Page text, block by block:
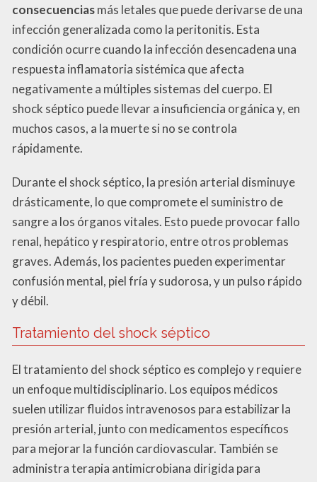
consecuenciasmás letales que puede derivarse de una
infección generalizada como la peritonitis. Esta
condición ocurre cuando la infección desencadena una
respuesta inflamatoria sistémica que afecta
negativamente a múltiples sistemas del cuerpo. El
shock séptico puede llevar a insuficiencia orgánica y, en
muchos casos, a la muerte si no se controla
rápidamente.
Durante el shock séptico, la presión arterial disminuye
drásticamente, lo que compromete el suministro de
sangre a los órganos vitales. Esto puede provocar fallo
renal, hepático y respiratorio, entre otros problemas
graves. Además, los pacientes pueden experimentar
confusión mental, piel fría y sudorosa, y un pulso rápido
y débil.
Tratamiento del shock séptico
El tratamiento del shock séptico es complejo y requiere
un enfoque multidisciplinario. Los equipos médicos
suelen utilizar fluidos intravenosos para estabilizar la
presión arterial, junto con medicamentos específicos
para mejorar la función cardiovascular. También se
administra terapia antimicrobiana dirigida para